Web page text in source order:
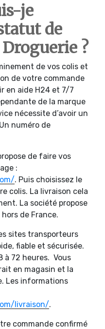
je
de
?
de vos colis et
de votre commande
en aide H24 et 7/7
de la marque
nécessite d’avoir un
numéro de
de faire vos
:
. Puis choisissez le
colis. La livraison cela
La société propose
de France.
sites transporteurs
fiable et sécurisée.
à 72 heures. Vous
en magasin et la
Les informations
livraison/.
commande confirmé